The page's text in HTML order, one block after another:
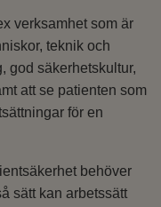
verksamhet som är
teknik och
god säkerhetskultur,
att se patienten som
för en
behöver
sätt kan arbetssätt